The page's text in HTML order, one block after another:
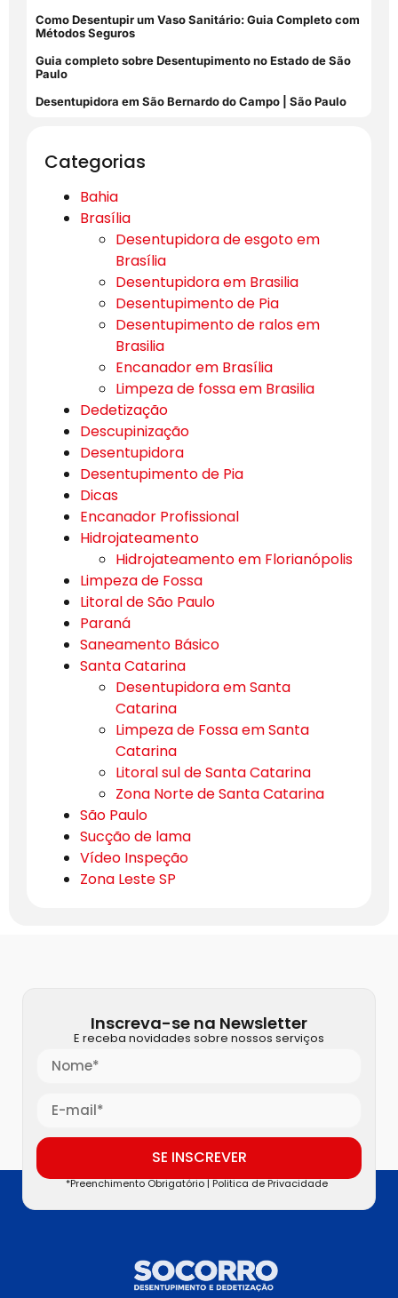
Como Desentupir um Vaso Sanitário: Guia Completo com
Métodos Seguros
Guia completo sobre Desentupimento no Estado de São
Paulo
Desentupidora em São Bernardo do Campo | São Paulo
Categorias
Bahia
Brasília
Desentupidora de esgoto em
Brasília
Desentupidora em Brasilia
Desentupimento de Pia
Desentupimento de ralos em
Brasilia
Encanador em Brasília
Limpeza de fossa em Brasilia
Dedetização
Descupinização
Desentupidora
Desentupimento de Pia
Dicas
Encanador Profissional
Hidrojateamento
Hidrojateamento em Florianópolis
Limpeza de Fossa
Litoral de São Paulo
Paraná
Saneamento Básico
Santa Catarina
Desentupidora em Santa
Catarina
Limpeza de Fossa em Santa
Catarina
Litoral sul de Santa Catarina
Zona Norte de Santa Catarina
São Paulo
Sucção de lama
Vídeo Inspeção
Zona Leste SP
Inscreva-se na Newsletter
E receba novidades sobre nossos serviços
SE INSCREVER
*Preenchimento Obrigatório |Politica de Privacidade